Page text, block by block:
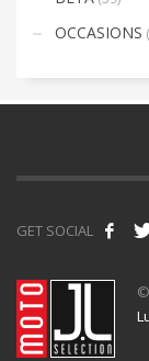
OCCASIONS
GET SOCIAL